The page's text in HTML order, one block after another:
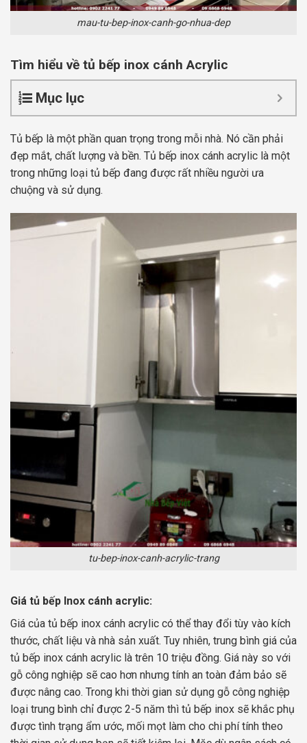
mau-tu-bep-inox-canh-go-nhua-dep
Tìm hiểu về tủ bếp inox cánh Acrylic
Mục lục
Tủ bếp là một phần quan trọng trong mỗi nhà. Nó cần phải
đẹp mắt, chất lượng và bền. Tủ bếp inox cánh acrylic là một
trong những loại tủ bếp đang được rất nhiều người ưa
chuộng và sử dụng.
tu-bep-inox-canh-acrylic-trang
Giá tủ bếp Inox cánh acrylic:
Giá của tủ bếp inox cánh acrylic có thể thay đổi tùy vào kích
thước, chất liệu và nhà sản xuất. Tuy nhiên, trung bình giá của
tủ bếp inox cánh acrylic là trên 10 triệu đồng. Giá này so với
gỗ công nghiệp sẽ cao hơn nhưng tính an toàn đảm bảo sẽ
được nâng cao. Trong khi thời gian sử dụng gỗ công nghiệp
loại trung bình chỉ được 2-5 năm thì tủ bếp inox sẽ khắc phụ
được tình trạng ẩm ước, mối mọt làm cho chi phí tính theo